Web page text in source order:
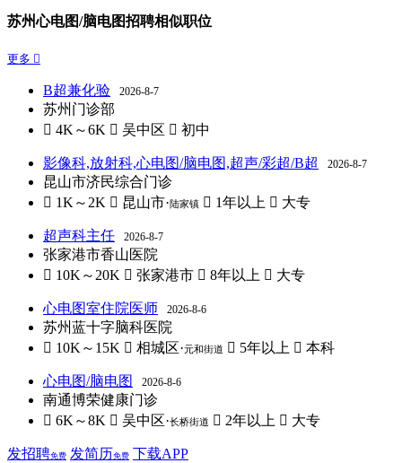
苏州心电图/脑电图招聘相似职位
更多 
B超兼化验 2026-8-7
苏州门诊部
 4K～6K  吴中区  初中
影像科,放射科,心电图/脑电图,超声/彩超/B超 2026-8-7
昆山市济民综合门诊
 1K～2K  昆山市·陆家镇  1年以上  大专
超声科主任 2026-8-7
张家港市香山医院
 10K～20K  张家港市  8年以上  大专
心电图室住院医师 2026-8-6
苏州蓝十字脑科医院
 10K～15K  相城区·元和街道  5年以上  本科
心电图/脑电图 2026-8-6
南通博荣健康门诊
 6K～8K  吴中区·长桥街道  2年以上  大专
发招聘免费 发简历免费 下载APP